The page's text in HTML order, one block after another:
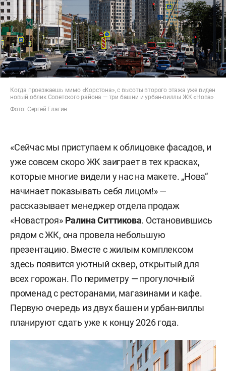
Когда проезжаешь мимо «Корстона», с высоты второго этажа уже виден
новый облик Советского района — три башни и урбан-виллы ЖК «Нова»
Фото: Сергей Елагин
«Сейчас мы приступаем к облицовке фасадов, и
уже совсем скоро ЖК заиграет в тех красках,
которые многие видели у нас на макете. „Нова“
начинает показывать себя лицом!» —
рассказывает менеджер отдела продаж
«Новастроя» Ралина Ситтикова. Остановившись
рядом с ЖК, она провела небольшую
презентацию. Вместе с жилым комплексом
здесь появится уютный сквер, открытый для
всех горожан. По периметру — прогулочный
променад с ресторанами, магазинами и кафе.
Первую очередь из двух башен и урбан-виллы
планируют сдать уже к концу 2026 года.